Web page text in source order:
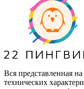
Вся представленная
технических